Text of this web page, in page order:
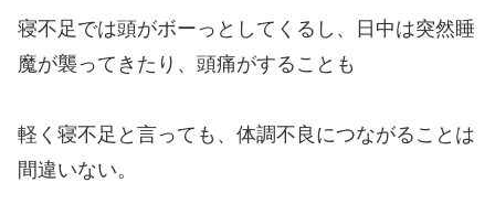
寝不足では頭がボーっとしてくるし、日中は突然睡
魔が襲ってきたり、頭痛がすることも
軽く寝不足と言っても、体調不良につながることは
間違いない。